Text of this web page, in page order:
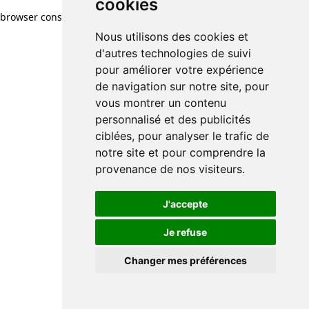
cookies
Nous utilisons des cookies et
d'autres technologies de suivi
pour améliorer votre expérience
de navigation sur notre site, pour
vous montrer un contenu
personnalisé et des publicités
ciblées, pour analyser le trafic de
notre site et pour comprendre la
provenance de nos visiteurs.
J'accepte
Je refuse
Changer mes préférences
browser console for more information)